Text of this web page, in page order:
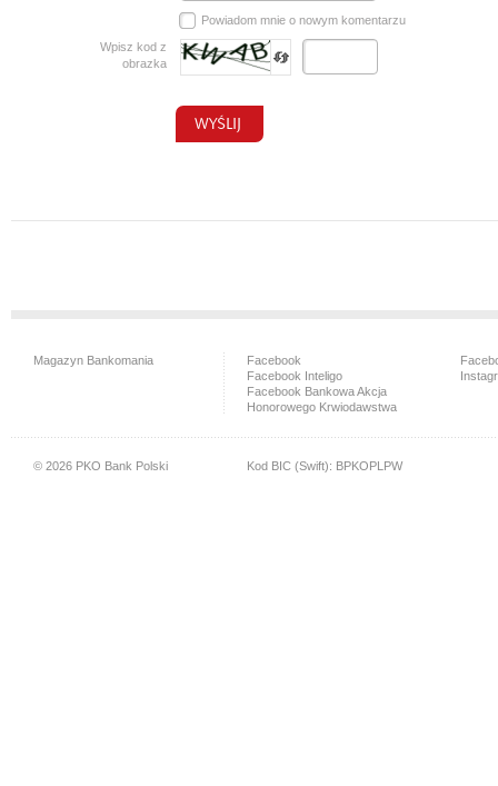
Powiadom mnie o nowym komentarzu
Wpisz kod z
obrazka
Magazyn Bankomania
Facebook
Facebook Inteligo
Facebook Bankowa Akcja
Honorowego Krwiodawstwa
© 2026 PKO Bank Polski Kod BIC (Swift): BPKOPLPW